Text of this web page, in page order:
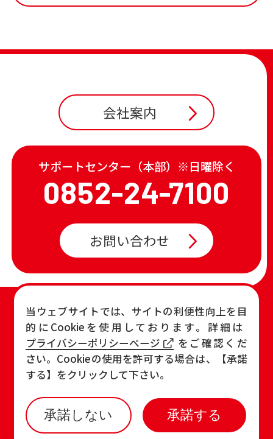
当ウェブサイトでは、サイトの利便性向上を目
的にCookieを使用しております。詳細は
プライバシーポリシーページ
をご確認くだ
さい。Cookieの使用を許可する場合は、【承諾
する】をクリックして下さい。
承諾しない 承諾する
会社案内
サポートセンター（本部）※日曜除く
0852-24-7100
お問い合わせ
TOP
店舗一覧・チラシ
お知らせ
おすすめ商品
各店の最新情報